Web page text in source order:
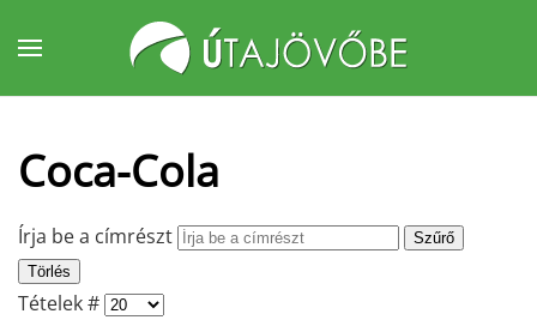
Fő tartalom átugrása
Coca-Cola
Írja be a címrészt
Szűrő
Törlés
Tételek #